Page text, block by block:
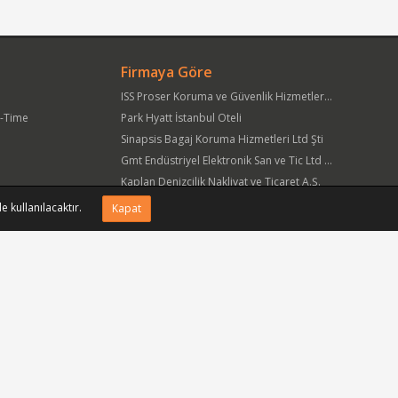
Time
Firmaya Göre
ISS Proser Koruma ve Güvenlik Hizmetleri A.Ş.
Park Hyatt İstanbul Oteli
Sinapsis Bagaj Koruma Hizmetleri Ltd Şti
Gmt Endüstriyel Elektronik San ve Tic Ltd Şti
Kaplan Denizcilik Nakliyat ve Ticaret A.Ş.
APlus Hastane Otelcilik Hizmetleri A.Ş.
kullanılacaktır. Kapat